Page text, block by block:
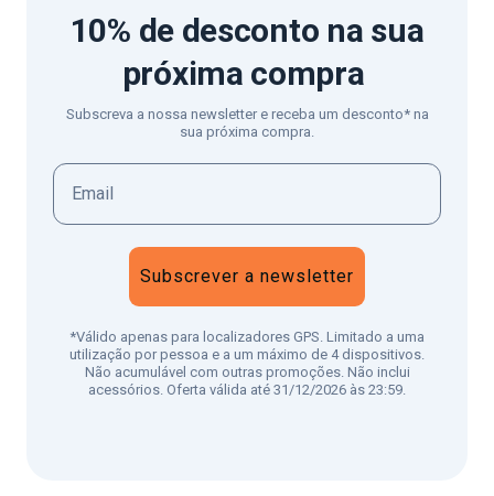
10% de desconto na sua
próxima compra
Subscreva a nossa newsletter e receba um desconto* na
sua próxima compra.
Subscrever a newsletter
*Válido apenas para localizadores GPS. Limitado a uma
utilização por pessoa e a um máximo de 4 dispositivos.
Não acumulável com outras promoções. Não inclui
acessórios. Oferta válida até 31/12/2026 às 23:59.